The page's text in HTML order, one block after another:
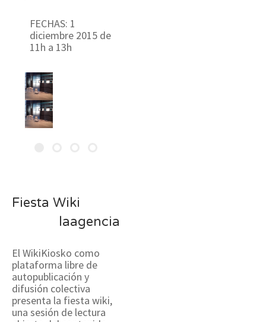
FECHAS: 1
diciembre 2015 de
11h a 13h
Fiesta Wiki
laagencia
El WikiKiosko como
plataforma libre de
autopublicación y
difusión colectiva
presenta la fiesta wiki,
una sesión de lectura